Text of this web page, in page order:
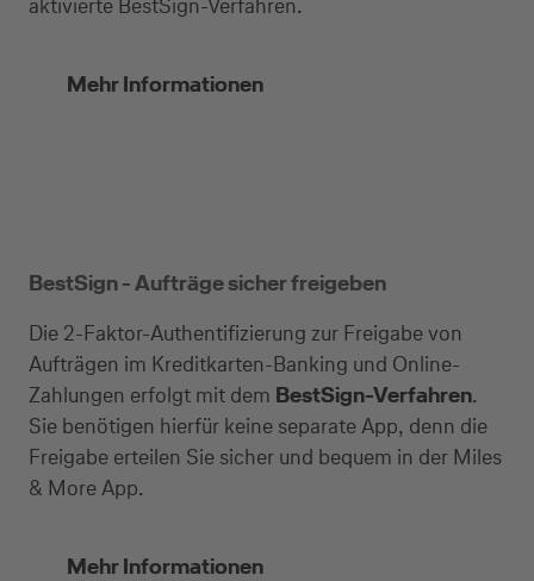
Mehr Informationen
BestSign - Aufträge sicher freigeben
Die 2-Faktor-Authentifizierung zur Freigabe von
Aufträgen im Kreditkarten-Banking und Online-
Zahlungen erfolgt mit dem BestSign-Verfahren.
Sie benötigen hierfür keine separate App, denn die
Freigabe erteilen Sie sicher und bequem in der Miles
& More App.
Mehr Informationen